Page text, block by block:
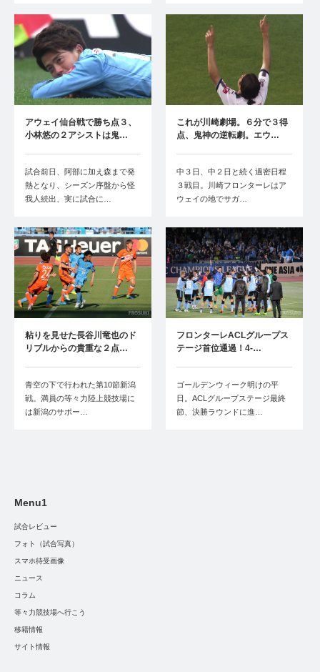
アウェイ仙台戦で勝ち点３、
小林悠の２アシストは鬼…
試合前日、阿部に加え森まで発
熱となり、シーズン序盤から怪
我人続出、実に試合に…
これが川崎劇場。６分で３得
点、鬼神の逆転劇。エウ…
中３日、中２日と続く過密日程
３戦目。川崎フロンターレはア
ウェイの地でサガ…
粘りを見せた長谷川竜也のド
リブルからの貴重な２点…
青空の下で行われた第10節新潟
戦。満員の等々力陸上競技場に
は新潟のサポー…
フロンターレACLグループス
テージ首位通過！4-…
ゴールデンウィーク明けの平
日。ACLグループステージ最終
節、決勝ラウンドに進…
Menu1
試合レビュー
フォト（試合写真）
スマホ待受画像
ニュース
コラム
等々力競技場へ行こう
移籍情報
サイト情報